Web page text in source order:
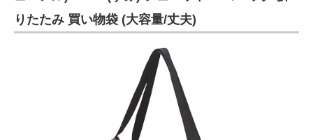
りたたみ 買い物袋 (大容量/丈夫)